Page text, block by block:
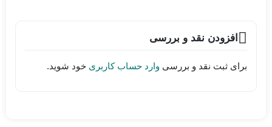
افزودن نقد و بررسی
برای ثبت نقد و بررسی وارد حساب کاربری خود شوید.